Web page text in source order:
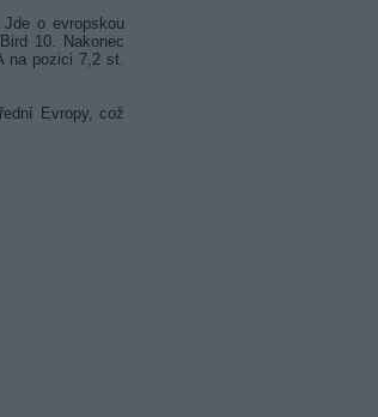
o evropskou
10. Nakonec
na pozici 7,2 st.
Evropy, což